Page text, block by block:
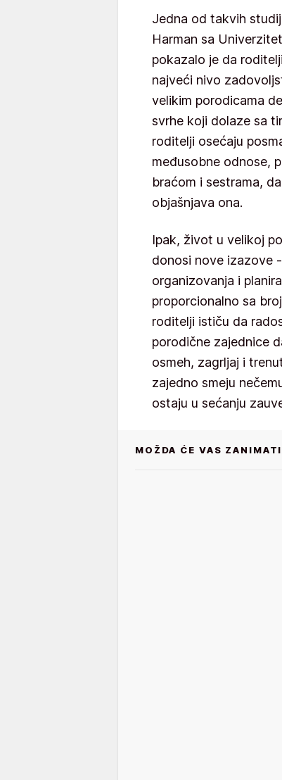
Jedna od takvih
Harman sa
pokazalo je da
najveći nivo
velikim porodicama
svrhe koji dolaze sa
roditelji osećaju
međusobne odnose,
braćom i sestrama,
objašnjava ona.
Ipak, život u velikoj
donosi nove izazove
organizovanja i
proporcionalno sa
roditelji ističu da
porodične zajednice
osmeh, zagrljaj i
zajedno smeju
ostaju u sećanju
MOŽDA ĆE VAS ZANIMATI